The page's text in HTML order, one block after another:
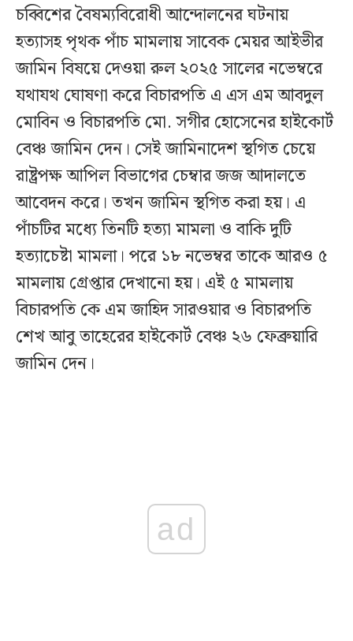
চব্বিশের বৈষম্যবিরোধী আন্দোলনের ঘটনায়
হত্যাসহ পৃথক পাঁচ মামলায় সাবেক মেয়র আইভীর
জামিন বিষয়ে দেওয়া রুল ২০২৫ সালের নভেম্বরে
যথাযথ ঘোষণা করে বিচারপতি এ এস এম আবদুল
মোবিন ও বিচারপতি মো. সগীর হোসেনের হাইকোর্ট
বেঞ্চ জামিন দেন। সেই জামিনাদেশ স্থগিত চেয়ে
রাষ্ট্রপক্ষ আপিল বিভাগের চেম্বার জজ আদালতে
আবেদন করে। তখন জামিন স্থগিত করা হয়। এ
পাঁচটির মধ্যে তিনটি হত্যা মামলা ও বাকি দুটি
হত্যাচেষ্টা মামলা। পরে ১৮ নভেম্বর তাকে আরও ৫
মামলায় গ্রেপ্তার দেখানো হয়। এই ৫ মামলায়
বিচারপতি কে এম জাহিদ সারওয়ার ও বিচারপতি
শেখ আবু তাহেরের হাইকোর্ট বেঞ্চ ২৬ ফেব্রুয়ারি
জামিন দেন।
ad